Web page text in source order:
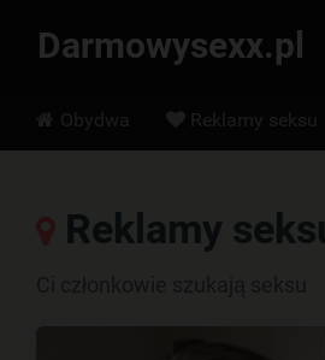
Darmowysexx.pl
Hoofdmenu
Obydwa Reklamy seksu
Reklamy